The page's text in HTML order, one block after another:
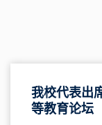
我校代表出
等教育论坛